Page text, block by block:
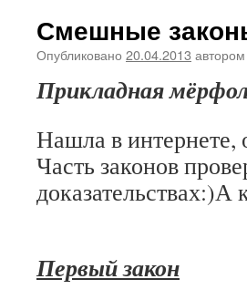
Смешные
Опубликовано 20.04.2013 автором
Прикладная
Нашла в интернете,
Часть законов
доказательствах:)А
Первый закон